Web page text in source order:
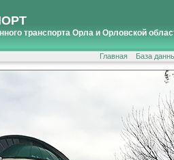
транспорта Орла и Орловской
Главная База